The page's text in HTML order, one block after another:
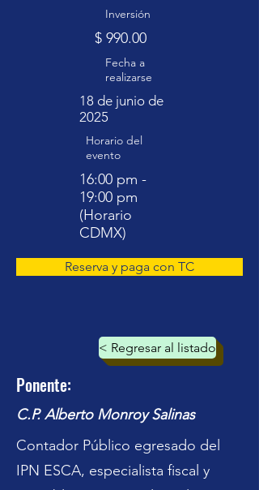
Inversión
$ 990.00
Fecha a
realizarse
18 de junio de
2025
Horario del
evento
16:00 pm -
19:00 pm
(Horario
CDMX)
Reserva y paga con TC
< Regresar al listado
Ponente:
C.P. Alberto Monroy Salinas
Contador Público egresado del
IPN ESCA, especialista fiscal y